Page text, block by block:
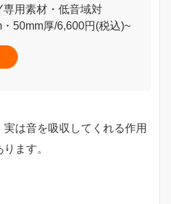
用素材・低音域対
50mm厚/6,600円(税込)~
は音を吸収してくれる作用
ます。